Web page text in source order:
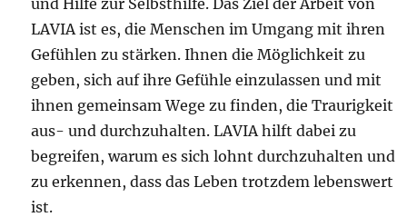
LAVIA ist es, die Menschen im Umgang mit ihren
Gefühlen zu stärken. Ihnen die Möglichkeit zu
geben, sich auf ihre Gefühle einzulassen und mit
ihnen gemeinsam Wege zu finden, die Traurigkeit
aus- und durchzuhalten. LAVIA hilft dabei zu
begreifen, warum es sich lohnt durchzuhalten und
zu erkennen, dass das Leben trotzdem lebenswert
ist.